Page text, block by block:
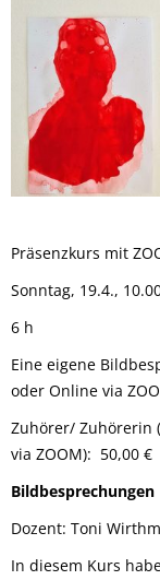
Präsenzkurs mit
Sonntag, 19.4.,
6 h
Eine eigene
oder Online via
Zuhörer/ Zuhörerin
via ZOOM): 50,00 €
Bildbesprechungen
Dozent: Toni
In diesem Kurs